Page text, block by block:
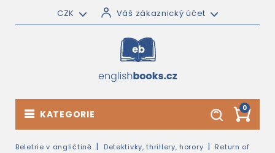
CZK Váš zákaznický účet
0
KATEGORIE
Beletrie v angličtině Detektivky, thrillery, horory
Return of